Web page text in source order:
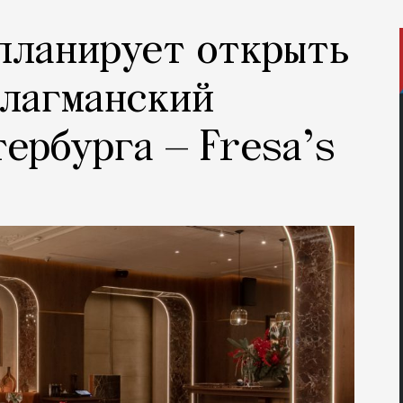
открыть
— Fresa’s